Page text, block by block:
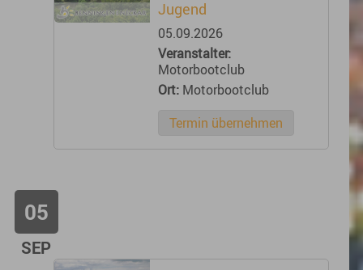
Jugend
05.09.2026
Veranstalter:
Motorbootclub
Ort: Motorbootclub
Termin übernehmen
05
SEP